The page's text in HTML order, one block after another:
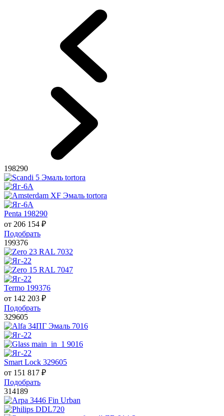
198290
Penta 198290
от 206 154 ₽
Подобрать
199376
Termo 199376
от 142 203 ₽
Подобрать
329605
Smart Lock 329605
от 151 817 ₽
Подобрать
314189